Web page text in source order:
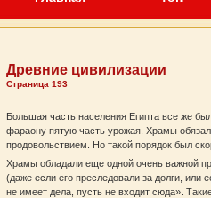
Древние цивилизации
Страница 193
Большая часть населения Египта все же
фараону пятую часть урожая. Храмы
продовольствием. Но такой порядок был
Храмы обладали еще одной очень важной
(даже если его преследовали за долги, или
не имеет дела, пусть не входит сюда».